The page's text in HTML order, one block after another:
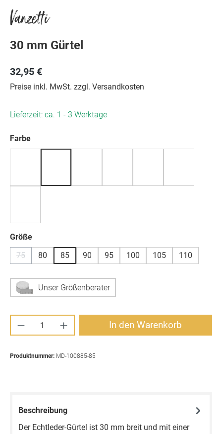
Vanzetti
30 mm Gürtel
32,95 €
Preise inkl. MwSt. zzgl. Versandkosten
Lieferzeit: ca. 1 - 3 Werktage
Farbeauswählen
Größeauswählen
75
(Diese Option ist zurzeit nicht verfügbar.)
80 85 90 95 100 105 110
Unser Größenberater
Produkt Anzahl: Gib den gewünschten
In den Warenkorb
Produktnummer: MD-100885-85
Beschreibung
Der Echtleder-Gürtel ist 30 mm breit und mit einer